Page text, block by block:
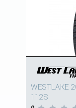
WESTLAKE
112S